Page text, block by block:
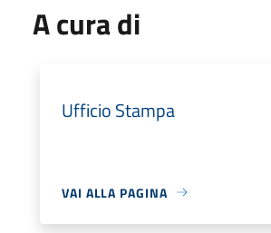
A cura di
Ufficio Stampa
VAI ALLA PAGINA